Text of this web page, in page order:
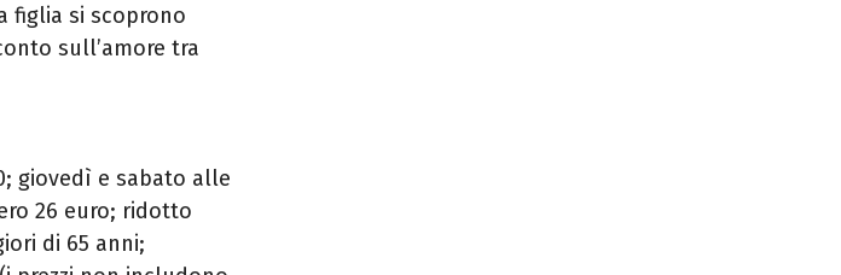
figlia si scoprono
sull’amore tra
giovedì e sabato alle
26 euro; ridotto
di 65 anni;